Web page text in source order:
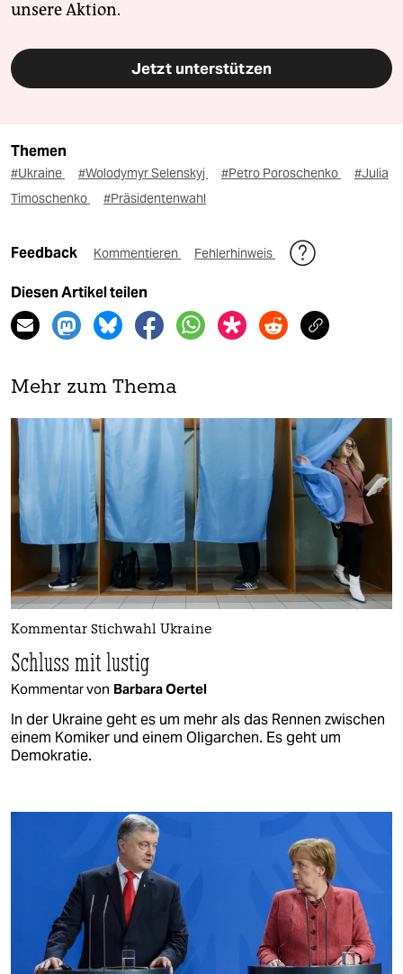
unsere Aktion.
Jetzt unterstützen
Themen
#Ukraine #Wolodymyr Selenskyj #Petro Poroschenko
#Julia
Timoschenko
#Präsidentenwahl
Feedback Kommentieren Fehlerhinweis
Diesen Artikel teilen
Mehr zum Thema
Kommentar Stichwahl Ukraine
Schluss mit lustig
Kommentar von Barbara Oertel
In der Ukraine geht es um mehr als das Rennen zwischen
einem Komiker und einem Oligarchen. Es geht um
Demokratie.